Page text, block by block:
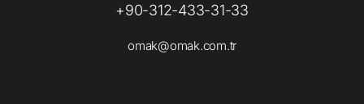
+90-312-433-31-33
omak@omak.com.tr